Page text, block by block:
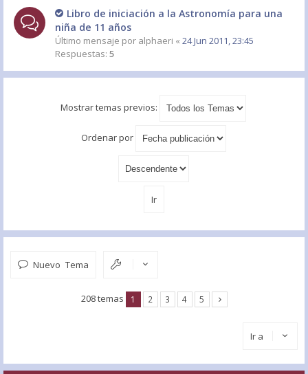
Libro de iniciación a la Astronomía para una
niña de 11 años
Último mensaje por alphaeri « 24 Jun 2011, 23:45
Respuestas: 5
Mostrar temas previos:
Ordenar por
Nuevo Tema
208 temas 1 2 3 4 5
Ir a